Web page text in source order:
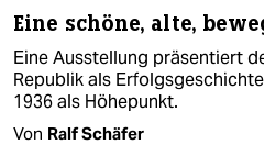
Eine schöne, alte,
Eine Ausstellung präsentiert
Republik als
1936 als Höhepunkt.
Von Ralf Schäfer